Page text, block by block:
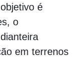
é
o
em terrenos